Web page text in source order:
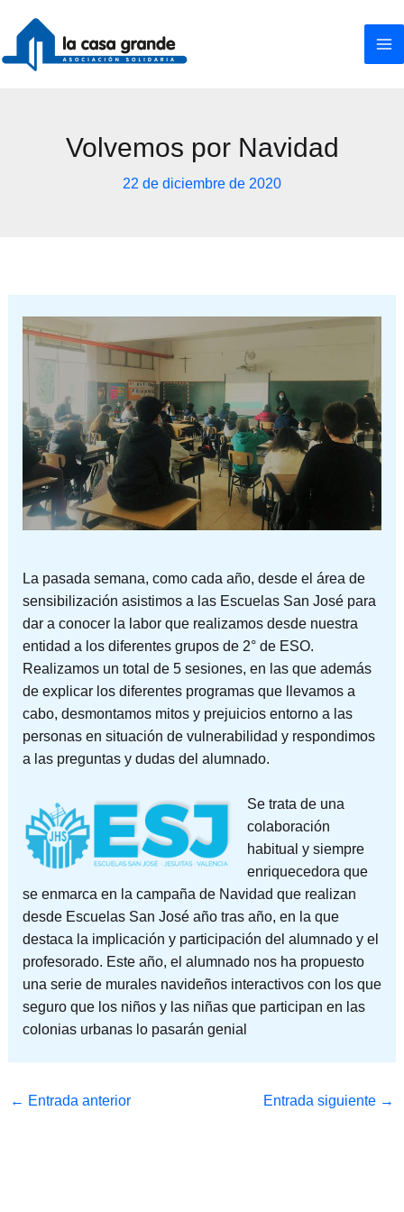
contenido
Volvemos por Navidad
22 de diciembre de 2020
La pasada semana, como cada año, desde el área de
sensibilización asistimos a las Escuelas San José para
dar a conocer la labor que realizamos desde nuestra
entidad a los diferentes grupos de 2° de ESO.
Realizamos un total de 5 sesiones, en las que además
de explicar los diferentes programas que llevamos a
cabo, desmontamos mitos y prejuicios entorno a las
personas en situación de vulnerabilidad y respondimos
a las preguntas y dudas del alumnado.
Se trata de una
colaboración
habitual y siempre
enriquecedora que
se enmarca en la campaña de Navidad que realizan
desde Escuelas San José año tras año, en la que
destaca la implicación y participación del alumnado y el
profesorado. Este año, el alumnado nos ha propuesto
una serie de murales navideños interactivos con los que
seguro que los niños y las niñas que participan en las
colonias urbanas lo pasarán genial
← Entrada anterior Entrada siguiente →